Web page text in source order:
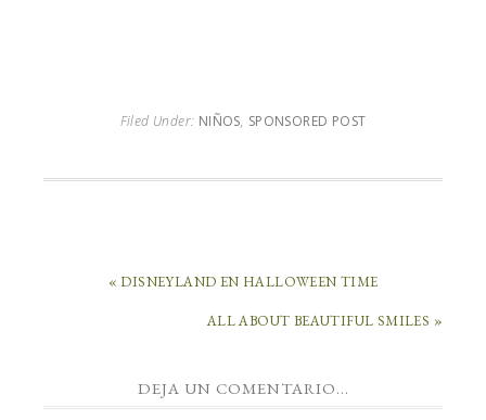
Filed Under: NIÑOS, SPONSORED POST
« DISNEYLAND EN HALLOWEEN TIME
ALL ABOUT BEAUTIFUL SMILES »
DEJA UN COMENTARIO...